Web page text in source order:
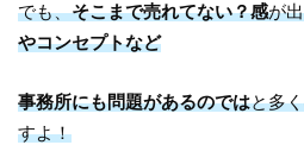
でも、そこまで売れてない？感が
やコンセプトなど
事務所にも問題があるのではと多
すよ！